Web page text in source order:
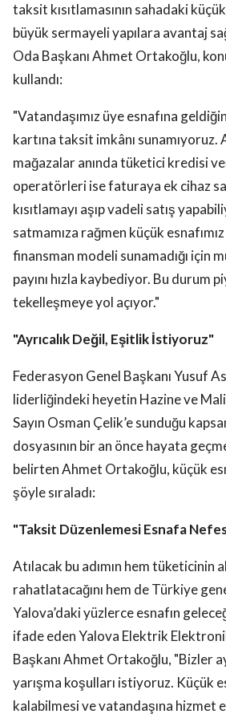
taksit kısıtlamasının sahadaki
büyük sermayeli yapılara avantaj
Oda Başkanı Ahmet Ortakoğlu,
kullandı:
"Vatandaşımız üye esnafına
kartına taksit imkânı sunamıyoruz.
mağazalar anında tüketici kredisi
operatörleri ise faturaya ek cihaz
kısıtlamayı aşıp vadeli satış
satmamıza rağmen küçük
finansman modeli sunamadığı için
payını hızla kaybediyor. Bu durum
tekelleşmeye yol açıyor."
"Ayrıcalık Değil, Eşitlik İstiyoruz"
Federasyon Genel Başkanı Yusuf
liderliğindeki heyetin Hazine ve
Sayın Osman Çelik’e sunduğu
dosyasının bir an önce hayata
belirten Ahmet Ortakoğlu, küçük
şöyle sıraladı:
"Taksit Düzenlemesi Esnafa
Atılacak bu adımın hem tüketicinin
rahatlatacağını hem de Türkiye
Yalova’daki yüzlerce esnafın
ifade eden Yalova Elektrik
Başkanı Ahmet Ortakoğlu, "Bizler
yarışma koşulları istiyoruz. Küçük
kalabilmesi ve vatandaşına hizmet